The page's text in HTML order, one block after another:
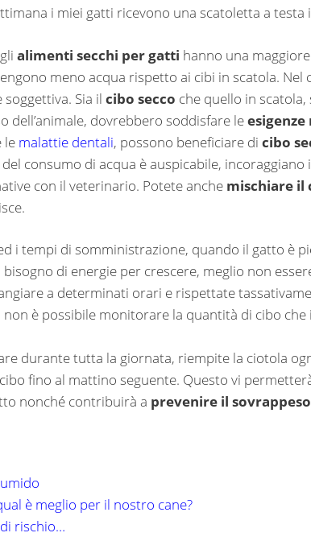
i miei gatti ricevono una scatoletta a testa
alimenti secchi per gatti hanno una
meno acqua rispetto ai cibi in scatola. Nel
soggettiva. Sia il cibo secco che quello in
dell’animale, dovrebbero soddisfare le
le malattie dentali, possono beneficiare di cibo
del consumo di acqua è auspicabile, incoraggiano
con il veterinario. Potete anche mischiare il
i tempi di somministrazione, quando il gatto è
di energie per crescere, meglio non
a determinati orari e rispettate
è possibile monitorare la quantità di cibo che
durante tutta la giornata, riempite la ciotola
fino al mattino seguente. Questo vi
nonché contribuirà a prevenire il sovrappeso
è meglio per il nostro cane?
rischio…